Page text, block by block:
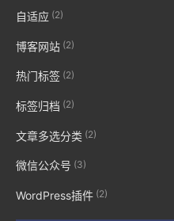
自适应 (2)
博客网站 (2)
热门标签 (2)
标签归档 (2)
文章多选分类 (2)
微信公众号 (3)
WordPress插件 (2)